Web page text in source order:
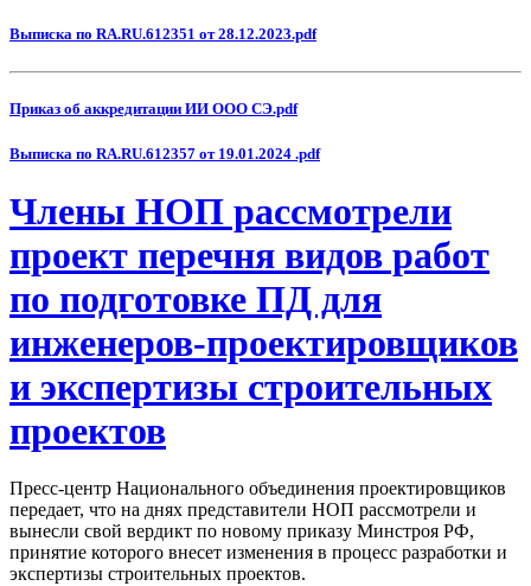
Выписка по RA.RU.612351 от 28.12.2023.pdf
Приказ об аккредитации ИИ ООО СЭ.pdf
Выписка по RA.RU.612357 от 19.01.2024 .pdf
Члены НОП рассмотрели
проект перечня видов работ
по подготовке ПД для
инженеров-проектировщиков
и экспертизы строительных
проектов
Пресс-центр Национального объединения проектировщиков
передает, что на днях представители НОП рассмотрели и
вынесли свой вердикт по новому приказу Минстроя РФ,
принятие которого внесет изменения в процесс разработки и
экспертизы строительных проектов.